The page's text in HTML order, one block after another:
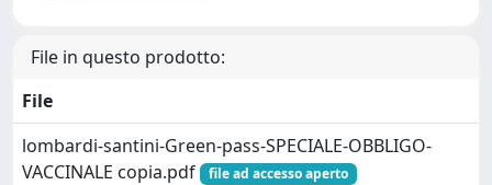
File in questo prodotto:
File
lombardi-santini-Green-pass-SPECIALE-OBBLIGO-
VACCINALE copia.pdf
file ad accesso aperto